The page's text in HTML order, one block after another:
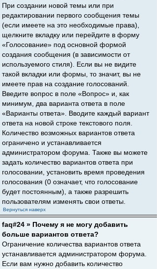
При создании новой темы или при
редактировании первого сообщения темы
(если имеете на это необходимые права),
щелкните вкладку или перейдите в форму
«Голосование» под основной формой
создания сообщения (в зависимости от
используемого стиля). Если вы не видите
такой вкладки или формы, то значит, вы не
имеете прав на создание голосований.
Введите вопрос в поле «Вопрос» и, как
минимум, два варианта ответа в поле
«Варианты ответа». Вводите каждый вариант
ответа на новой строке текстового поля.
Количество возможных вариантов ответа
ограничено и устанавливается
администратором форума. Также вы можете
задать количество вариантов ответа при
голосовании, установить время проведения
голосования (0 означает, что голосование
будет постоянным), а также разрешить
пользователям изменять свои ответы.
Вернуться наверх
faq#24 » Почему я не могу добавить
больше вариантов ответа?
Ограничение количества вариантов ответа
устанавливается администратором форума.
Если вам нужно добавить количество